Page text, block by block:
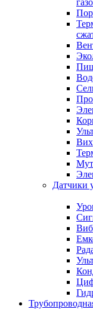
Датчики